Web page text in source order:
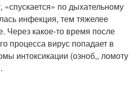
«спускается» по дыхательному
инфекция, тем тяжелее
Через какое-то время после
процесса вирус попадает в
интоксикации (озноб,, ломоту